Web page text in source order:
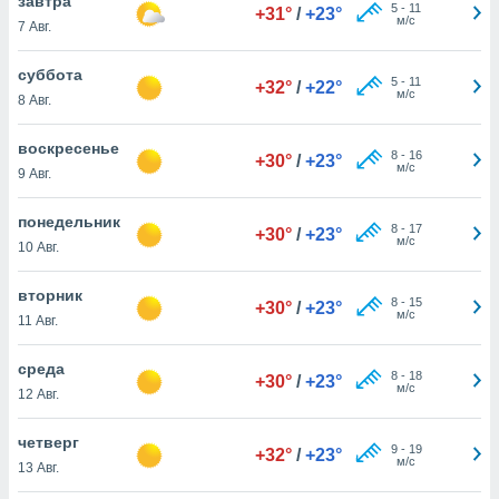
действия
на веб-
основе.
нашей
cookie
в
ВЫ
7 Авг.
+31° / +23° 5- 11
м/с
суббота
8 Авг.
+32° / +22° 5- 11
м/с
воскресенье
9 Авг.
+30° / +23° 8- 16
м/с
понедельник
10 Авг.
+30° / +23° 8- 17
м/с
вторник
11 Авг.
+30° / +23° 8- 15
м/с
среда
12 Авг.
+30° / +23° 8- 18
м/с
четверг
13 Авг.
+32° / +23° 9- 19
м/с